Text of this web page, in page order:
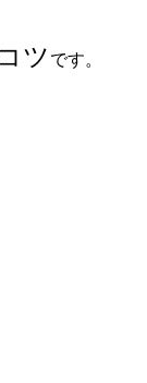
ツ です。